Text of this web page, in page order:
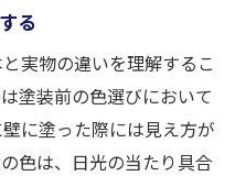
る
実物の違いを理解するこ
塗装前の色選びにおいて
に塗った際には見え方が
色は、日光の当たり具合